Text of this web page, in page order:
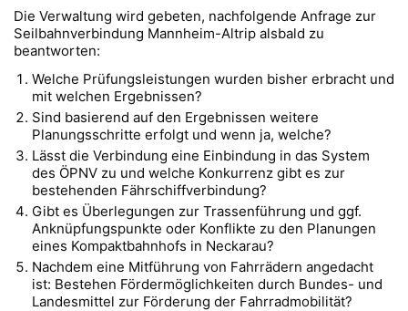
Die Verwaltung wird gebeten, nachfolgende Anfrage zur
Seilbahnverbindung Mannheim-Altrip alsbald zu
beantworten:
Welche Prüfungsleistungen wurden bisher erbracht und
mit welchen Ergebnissen?
Sind basierend auf den Ergebnissen weitere
Planungsschritte erfolgt und wenn ja, welche?
Lässt die Verbindung eine Einbindung in das System
des ÖPNV zu und welche Konkurrenz gibt es zur
bestehenden Fährschiffverbindung?
Gibt es Überlegungen zur Trassenführung und ggf.
Anknüpfungspunkte oder Konflikte zu den Planungen
eines Kompaktbahnhofs in Neckarau?
Nachdem eine Mitführung von Fahrrädern angedacht
ist: Bestehen Fördermöglichkeiten durch Bundes- und
Landesmittel zur Förderung der Fahrradmobilität?